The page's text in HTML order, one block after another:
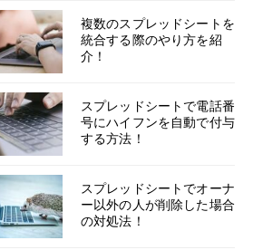
複数のスプレッドシートを
統合する際のやり方を紹
介！
スプレッドシートで電話番
号にハイフンを自動で付与
する方法！
スプレッドシートでオーナ
ー以外の人が削除した場合
の対処法！